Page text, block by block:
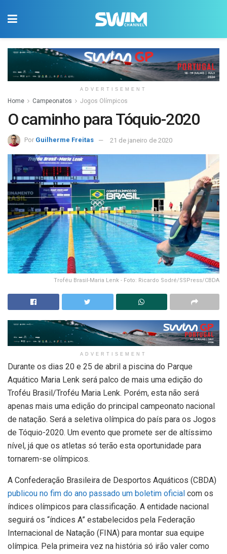
ADVERTISEMENT
Home Campeonatos Jogos Olímpicos
O caminho para Tóquio-2020
Por Guilherme Freitas 21 de janeiro de 2020
Troféu Brasil-Maria Lenk - Foto: Ricardo Sodré/SSPress/CBDA
ADVERTISEMENT
Durante os dias 20 e 25 de abril a piscina do Parque
Aquático Maria Lenk será palco de mais uma edição do
Troféu Brasil/Troféu Maria Lenk. Porém, esta não será
apenas mais uma edição do principal campeonato nacional
de natação. Será a seletiva olímpica do país para os Jogos
de Tóquio-2020. Um evento que promete ser de altíssimo
nível, já que os atletas só terão esta oportunidade para
tornarem-se olímpicos.
A Confederação Brasileira de Desportos Aquáticos (CBDA)
publicou no fim do ano passado um boletim oficial com os
índices olímpicos para classificação. A entidade nacional
seguirá os “índices A” estabelecidos pela Federação
Internacional de Natação (FINA) para montar sua equipe
olímpica. Pela primeira vez na história só irão valer como